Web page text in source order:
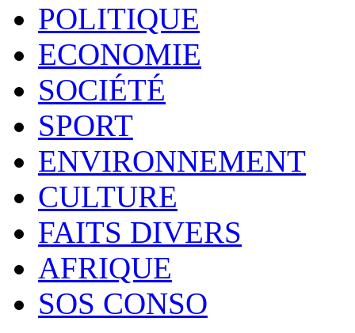
POLITIQUE
ECONOMIE
SOCIÉTÉ
SPORT
ENVIRONNEMENT
CULTURE
FAITS DIVERS
AFRIQUE
SOS CONSO